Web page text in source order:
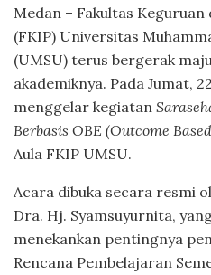
Medan – Fakultas
(FKIP) Universitas
(UMSU) terus bergerak
akademiknya. Pada Jumat,
menggelar kegiatan
Berbasis OBE (Outcome
Aula FKIP UMSU.
Acara dibuka secara resmi
Dra. Hj. Syamsuyurnita,
menekankan pentingnya
Rencana Pembelajaran